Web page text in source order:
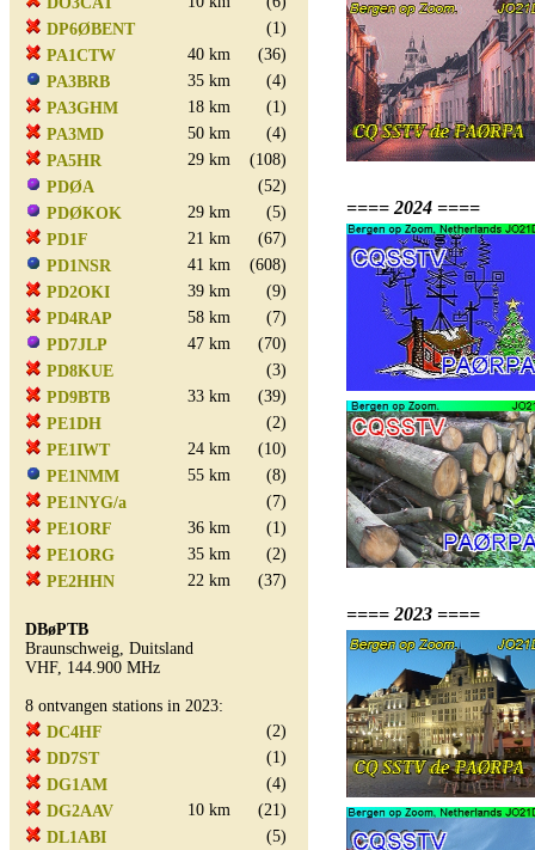
DP6ØBENT
(1)
PA1CTW
40 km
(36)
PA3BRB
35 km
(4)
PA3GHM
18 km
(1)
PA3MD
50 km
(4)
PA5HR
29 km
(108)
PDØA
(52)
PDØKOK
29 km
(5)
PD1F
21 km
(67)
PD1NSR
41 km
(608)
PD2OKI
39 km
(9)
PD4RAP
58 km
(7)
PD7JLP
47 km
(70)
PD8KUE
(3)
PD9BTB
33 km
(39)
PE1DH
(2)
PE1IWT
24 km
(10)
PE1NMM
55 km
(8)
PE1NYG/a
(7)
PE1ORF
36 km
(1)
PE1ORG
35 km
(2)
PE2HHN
22 km (37)
DBøPTB
Braunschweig, Duitsland
VHF, 144.900 MHz
8 ontvangen stations in 2023:
DC4HF
(2)
DD7ST
(1)
DG1AM
(4)
DG2AAV
10 km
(21)
DL1ABI
(5)
==== 2024 ====
==== 2023 ====